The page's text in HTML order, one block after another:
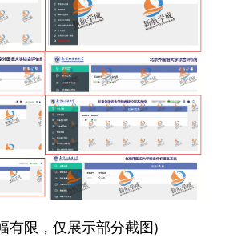
限，仅展示部分截图)